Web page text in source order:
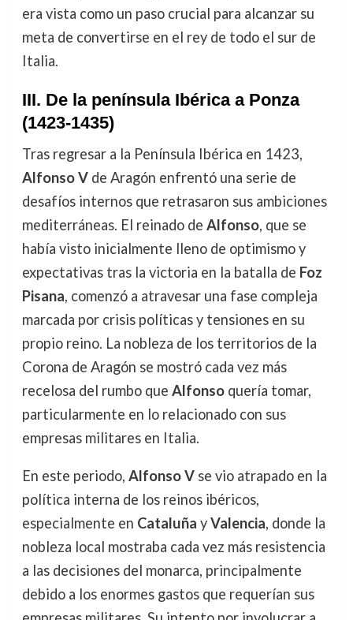
era vista como un paso crucial para alcanzar su
meta de convertirse en el rey de todo el sur de
Italia.
III. De la península Ibérica a Ponza
(1423-1435)
Tras regresar a la Península Ibérica en 1423,
Alfonso Vde Aragón enfrentó una serie de
desafíos internos que retrasaron sus ambiciones
mediterráneas. El reinado de Alfonso, que se
había visto inicialmente lleno de optimismo y
expectativas tras la victoria en la batalla de Foz
Pisana, comenzó a atravesar una fase compleja
marcada por crisis políticas y tensiones en su
propio reino. La nobleza de los territorios de la
Corona de Aragón se mostró cada vez más
recelosa del rumbo que Alfonsoquería tomar,
particularmente en lo relacionado con sus
empresas militares en Italia.
En este periodo, Alfonso Vse vio atrapado en la
política interna de los reinos ibéricos,
especialmente en Cataluña yValencia, donde la
nobleza local mostraba cada vez más resistencia
a las decisiones del monarca, principalmente
debido a los enormes gastos que requerían sus